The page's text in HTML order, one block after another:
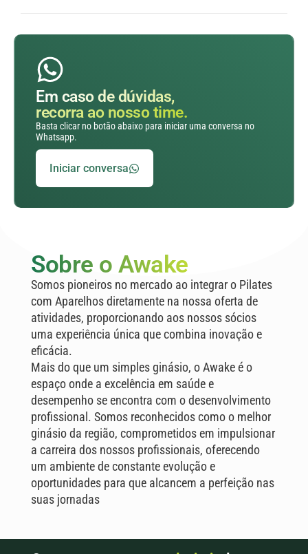
Em caso de dúvidas,
recorra ao nosso time.
Basta clicar no botão abaixo para iniciar uma conversa no
Whatsapp.
Iniciar conversa
Sobre o Awake
Somos pioneiros no mercado ao integrar o Pilates
com Aparelhos diretamente na nossa oferta de
atividades, proporcionando aos nossos sócios
uma experiência única que combina inovação e
eficácia.
Mais do que um simples ginásio, o Awake é o
espaço onde a excelência em saúde e
desempenho se encontra com o desenvolvimento
profissional. Somos reconhecidos como o melhor
ginásio da região, comprometidos em impulsionar
a carreira dos nossos profissionais, oferecendo
um ambiente de constante evolução e
oportunidades para que alcancem a perfeição nas
suas jornadas